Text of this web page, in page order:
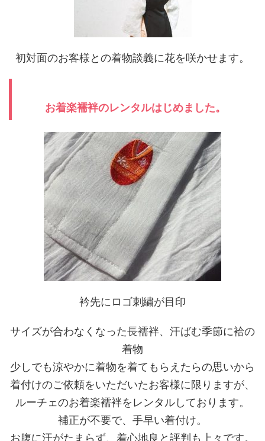
初対面のお客様との着物談義に花を咲かせます。
お着楽襦袢のレンタルはじめました。
衿先にロゴ刺繍が目印
サイズが合わなくなった長襦袢、汗ばむ季節に袷の
着物
少しでも涼やかに着物を着てもらえたらの思いから
着付けのご依頼をいただいたお客様に限りますが、
ルーチェのお着楽襦袢をレンタルしております。
補正が不要で、手早い着付け。
お腹に汗がたまらず、着心地良と評判も上々です。